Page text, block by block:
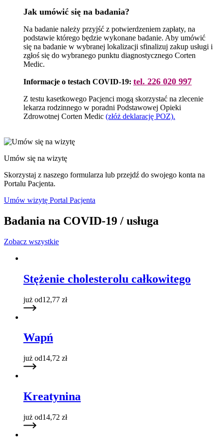
Jak umówić się na badania?
Na badanie należy przyjść z potwierdzeniem zapłaty, na
podstawie którego będzie wykonane badanie. Aby umówić
się na badanie w wybranej lokalizacji sfinalizuj zakup usługi i
zgłoś się do wybranego punktu diagnostycznego Corten
Medic.
Informacje o testach COVID-19: tel. 226 020 997
Z testu kasetkowego Pacjenci mogą skorzystać na zlecenie
lekarza rodzinnego w poradni Podstawowej Opieki
Zdrowotnej Corten Medic (złóż deklarację POZ).
Umów się na wizytę
Skorzystaj z naszego formularza lub przejdź do swojego konta na
Portalu Pacjenta.
Umów wizytę Portal Pacjenta
Badania na COVID-19 / usługa
Zobacz wszystkie
Stężenie cholesterolu całkowitego
już od12,77 zł
Wapń
już od14,72 zł
Kreatynina
już od14,72 zł